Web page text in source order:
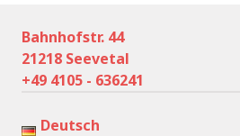
Bahnhofstr. 44
21218 Seevetal
+49 4105 - 636241
Deutsch